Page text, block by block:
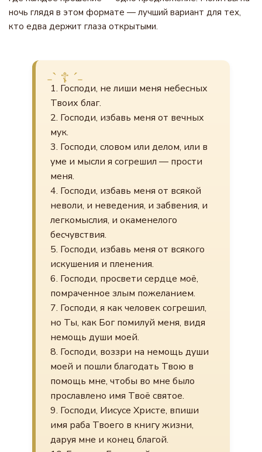
ночь глядя в этом формате — лучший вариант для тех,
кто едва держит глаза открытыми.
1. Господи, не лиши меня небесных
Твоих благ.
2. Господи, избавь меня от вечных
мук.
3. Господи, словом или делом, или в
уме и мысли я согрешил — прости
меня.
4. Господи, избавь меня от всякой
неволи, и неведения, и забвения, и
легкомыслия, и окаменелого
бесчувствия.
5. Господи, избавь меня от всякого
искушения и пленения.
6. Господи, просвети сердце моё,
помраченное злым пожеланием.
7. Господи, я как человек согрешил,
но Ты, как Бог помилуй меня, видя
немощь души моей.
8. Господи, воззри на немощь души
моей и пошли благодать Твою в
помощь мне, чтобы во мне было
прославлено имя Твоё святое.
9. Господи, Иисусе Христе, впиши
имя раба Твоего в книгу жизни,
даруя мне и конец благой.